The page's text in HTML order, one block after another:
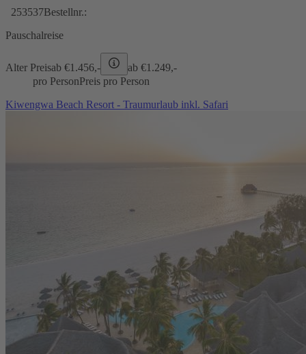
253537Bestellnr.:
Pauschalreise
Alter Preisab €1.456,- ab €1.249,-
pro PersonPreis pro Person
Kiwengwa Beach Resort - Traumurlaub inkl. Safari